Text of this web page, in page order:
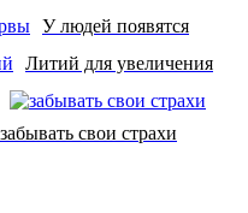
У людей появятся
Литий для увеличения
свои страхи